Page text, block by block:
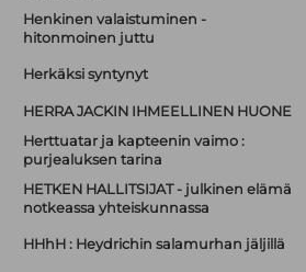
Henkinen valaistuminen -
hitonmoinen juttu
Herkäksi syntynyt
HERRA JACKIN IHMEELLINEN HUONE
Herttuatar ja kapteenin vaimo :
purjealuksen tarina
HETKEN HALLITSIJAT - julkinen elämä
notkeassa yhteiskunnassa
HHhH : Heydrichin salamurhan jäljillä